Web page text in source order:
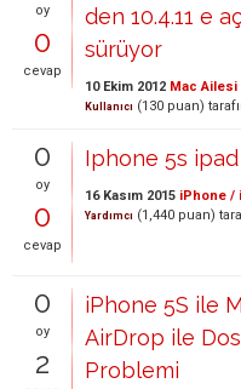
oy
0
cevap
den 10.4.11 e
sürüyor
10 Ekim 2012 Mac Ailesi
Kullanıcı (130 puan)
0
oy
0
cevap
Iphone 5s
16 Kasım 2015 iPhone /
Yardımcı (1,440 puan)
0
oy
2
iPhone 5S ile
AirDrop ile
Problemi